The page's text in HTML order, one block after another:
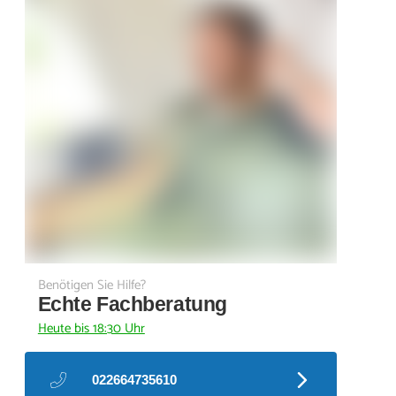
Benötigen Sie Hilfe?
Echte Fachberatung
Heute bis 18:30 Uhr
022664735610